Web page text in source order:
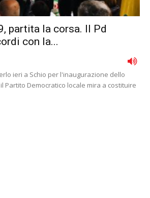
partita la corsa. Il Pd
con la...
ieri a Schio per l'inaugurazione dello
Partito Democratico locale mira a costituire